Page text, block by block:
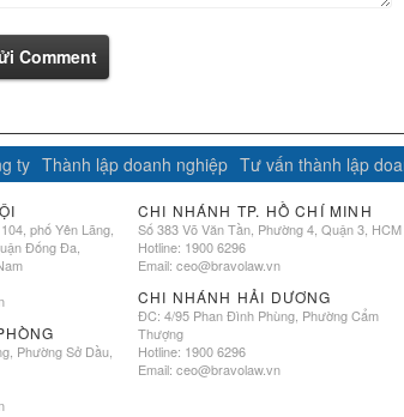
Comment
ty Thành lập doanh nghiệp Tư vấn thành lập
phố Yên Lãng,
Đống Đa,
Phường Sở Dầu,
CHI NHÁNH TP. HỒ CHÍ MINH
Số 383 Võ Văn Tần, Phường 4, Quận 3, HCM
Hotline: 1900 6296
Email: ceo@bravolaw.vn
CHI NHÁNH HẢI DƯƠNG
ĐC: 4/95 Phan Đình Phùng, Phường Cẩm
Thượng
Hotline: 1900 6296
Email: ceo@bravolaw.vn